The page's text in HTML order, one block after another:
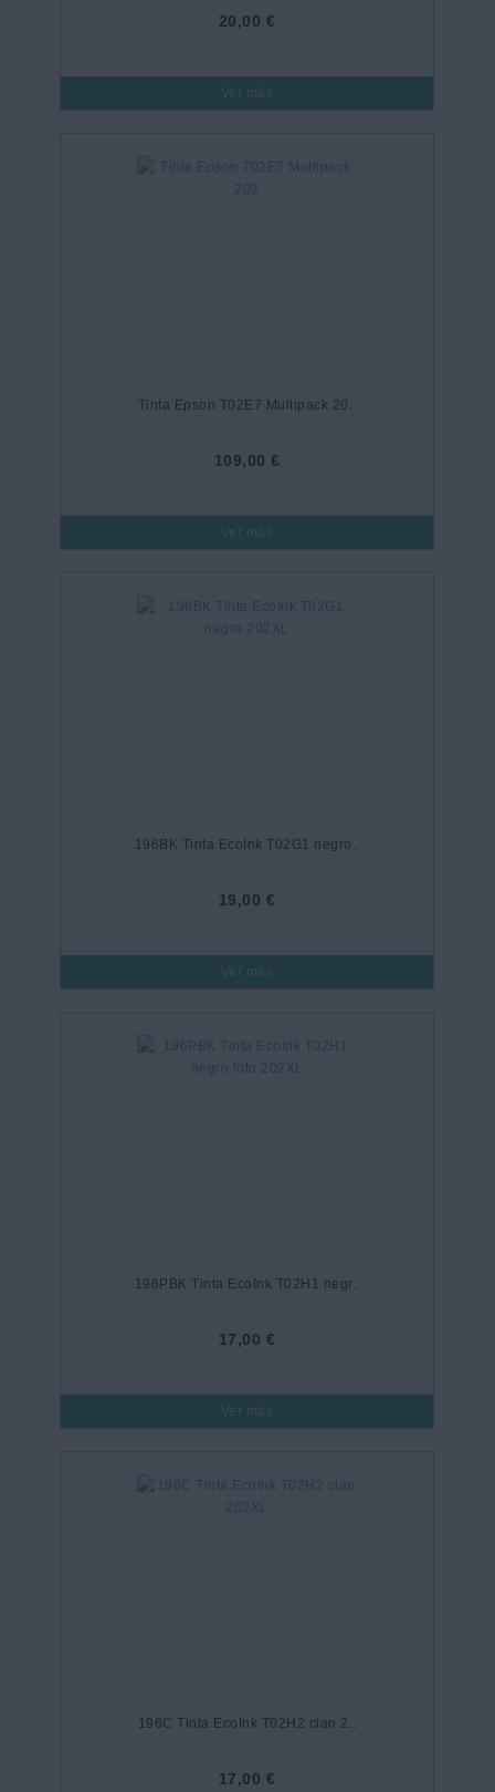
20,00 €
Ver más
Tinta Epson T02E7 Multipack 20..
109,00 €
Ver más
196BK Tinta EcoInk T02G1 negro..
19,00 €
Ver más
196PBK Tinta EcoInk T02H1 negr..
17,00 €
Ver más
196C Tinta EcoInk T02H2 cian 2..
17,00 €